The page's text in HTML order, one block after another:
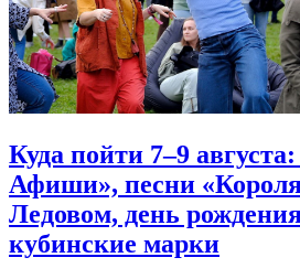
Куда пойти 7–9
Афиши», песни
Ледовом, день
кубинские марки